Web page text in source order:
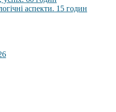
аспекти. 15 годин